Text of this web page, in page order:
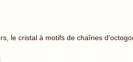
le cristal à motifs de chaînes